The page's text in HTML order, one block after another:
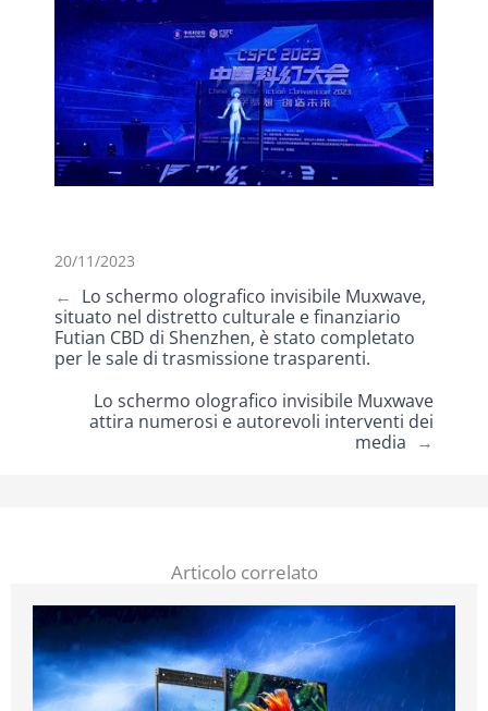
20/11/2023
← Lo schermo olografico invisibile Muxwave,
situato nel distretto culturale e finanziario
Futian CBD di Shenzhen, è stato completato
per le sale di trasmissione trasparenti.
Lo schermo olografico invisibile Muxwave
attira numerosi e autorevoli interventi dei
media →
Articolo correlato